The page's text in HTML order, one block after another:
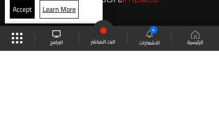
الرئيسية الاشعارات
4
البث المباشر البرامج
Accept Learn More
موقع البرامج الجدول البث المباشر